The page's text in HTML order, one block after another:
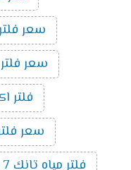
سعر فلتر مياه 7
سعر فلتر
فلتر
سعر فلتر
فلتر مياه تانك 7 مراحل